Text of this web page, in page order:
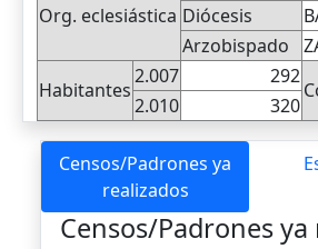
Org. eclesiástica Diócesis
Arzobispado
Habitantes
2.007 292
2.010
320
Censos/Padrones ya
realizados
Censos/Padrones